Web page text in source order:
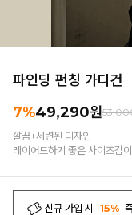
파인딩 펀칭 가디건
7%49,290원
깔끔+세련된 디자인
레이어드하기 좋은 사이즈감
신규 가입 시 15%